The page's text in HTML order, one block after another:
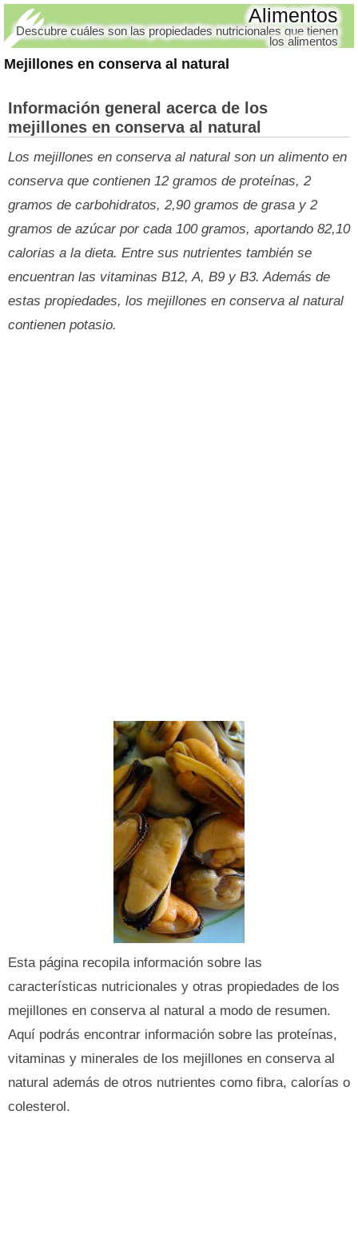
Mejillones en conserva al natural
Alimentos
Descubre cuáles son las propiedades nutricionales que tienen
los alimentos
Información general acerca de los
mejillones en conserva al natural
Los mejillones en conserva al natural son un alimento en
conserva que contienen 12 gramos de proteínas, 2
gramos de carbohidratos, 2,90 gramos de grasa y 2
gramos de azúcar por cada 100 gramos, aportando 82,10
calorias a la dieta. Entre sus nutrientes también se
encuentran las vitaminas B12, A, B9 y B3. Además de
estas propiedades, los mejillones en conserva al natural
contienen potasio.
Esta página recopila información sobre las
características nutricionales y otras propiedades de los
mejillones en conserva al natural a modo de resumen.
Aquí podrás encontrar información sobre las proteínas,
vitaminas y minerales de los mejillones en conserva al
natural además de otros nutrientes como fibra, calorías o
colesterol.